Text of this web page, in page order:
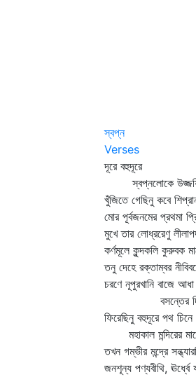
স্বপ্ন
Verses
দূরে বহুদূরে
স্বপ্নলোকে
খুঁজিতে গেছিনু কবে
মোর পূর্বজনমের প্রথমা
মুখে তার লোধ্ররেণু
কর্ণমূলে কুন্দকলি কুরুবক
তনু দেহে রক্তাম্বর
চরণে নূপুরখানি বাজে
বসন্তের
ফিরেছিনু বহুদূরে পথ চিনে
মহাকাল মন্দিরের
তখন গম্ভীর মন্দ্রে
জনশূন্য পণ্যবীথি, ঊর্ধ্বে